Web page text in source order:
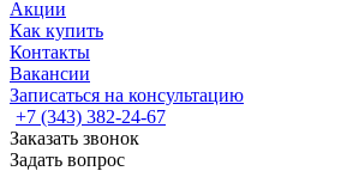
Акции
Как купить
Контакты
Вакансии
Записаться на консультацию
+7 (343) 382-24-67
Заказать звонок
Задать вопрос